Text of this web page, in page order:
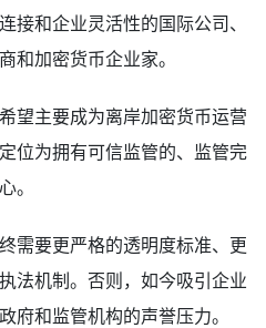
接和企业灵活性的国际公司、
和加密货币企业家。
望主要成为离岸加密货币运营
位为拥有可信监管的、监管完
。
需要更严格的透明度标准、更
法机制。否则，如今吸引企业
府和监管机构的声誉压力。